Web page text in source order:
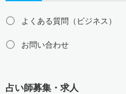
よくある質問（ビジネス）
お問い合わせ
占い師募集・求人